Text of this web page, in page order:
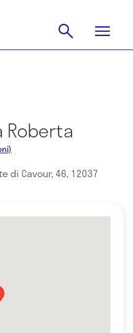
Roberta
di Cavour, 46, 12037